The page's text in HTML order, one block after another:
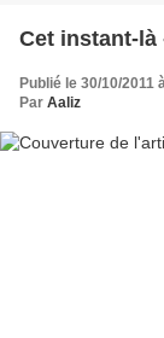
Cet instant-là
Publié le 30/10/2011
Par Aaliz